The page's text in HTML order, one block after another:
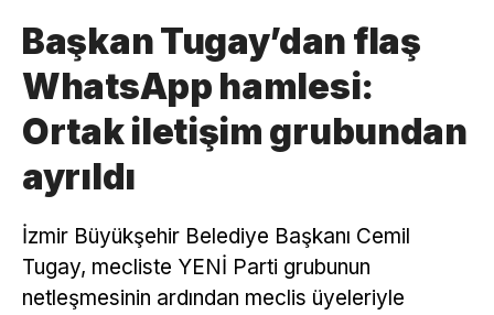
Başkan Tugay’dan flaş
WhatsApp hamlesi:
Ortak iletişim grubundan
ayrıldı
İzmir Büyükşehir Belediye Başkanı Cemil
Tugay, mecliste YENİ Parti grubunun
netleşmesinin ardından meclis üyeleriyle